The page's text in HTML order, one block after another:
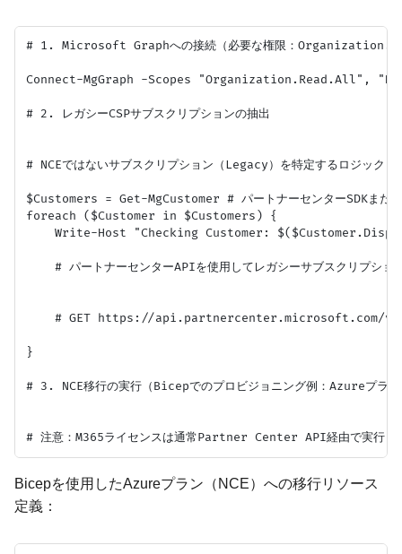
# 1. Microsoft Graphへの接続（必要な権限：
Connect-MgGraph -Scopes "Organization.Read.All",
# 2. レガシーCSPサブスクリプションの抽出
# NCEではないサブスクリプション（Legacy）を特定するロジック（
$Customers = Get-MgCustomer # パートナーセンターSDKまた
foreach ($Customer in $Customers) {
Write-Host "Checking Customer:
# パートナーセンターAPIを使用してレガシーサブスクリプショ
# GET https://api.partnercenter.microsoft.com/
}
# 3. NCE移行の実行（Bicepでのプロビジョニング例：Azureプラン
Bicepを使用したAzureプラン（NCE）への移行リソース
定義：